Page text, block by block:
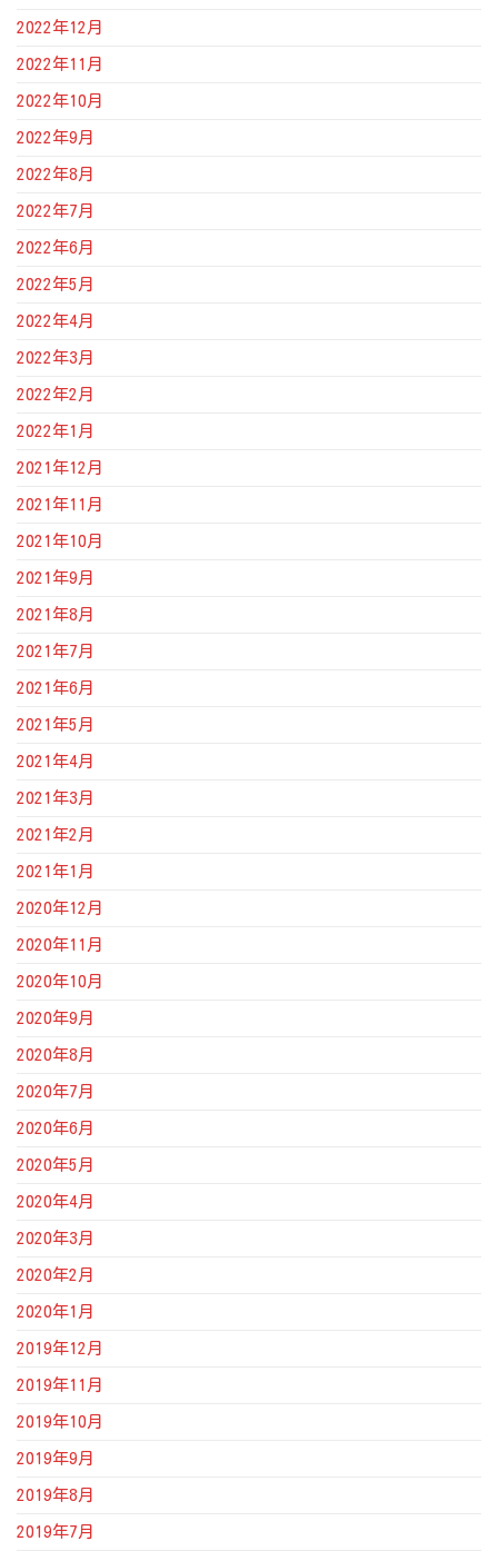
2022年12月
2022年11月
2022年10月
2022年9月
2022年8月
2022年7月
2022年6月
2022年5月
2022年4月
2022年3月
2022年2月
2022年1月
2021年12月
2021年11月
2021年10月
2021年9月
2021年8月
2021年7月
2021年6月
2021年5月
2021年4月
2021年3月
2021年2月
2021年1月
2020年12月
2020年11月
2020年10月
2020年9月
2020年8月
2020年7月
2020年6月
2020年5月
2020年4月
2020年3月
2020年2月
2020年1月
2019年12月
2019年11月
2019年10月
2019年9月
2019年8月
2019年7月